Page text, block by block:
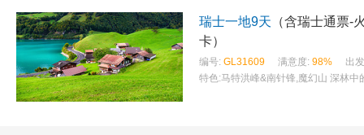
瑞士一地9天 （含瑞士通票-
卡）
编号: GL31609 满意度: 98%
出
特色:马特洪峰&南针锋,魔幻山 深林